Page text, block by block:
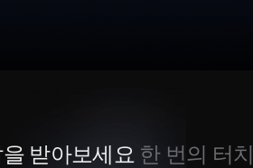
받아보세요 한 번의 터치